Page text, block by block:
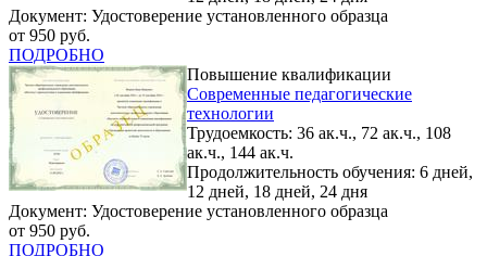
Документ: Удостоверение установленного образца
от 950 руб.
ПОДРОБНО
Повышение квалификации
Современные педагогические
технологии
Трудоемкость: 36 ак.ч., 72 ак.ч., 108
ак.ч., 144 ак.ч.
Продолжительность обучения: 6 дней,
12 дней, 18 дней, 24 дня
Документ: Удостоверение установленного образца
от 950 руб.
ПОДРОБНО